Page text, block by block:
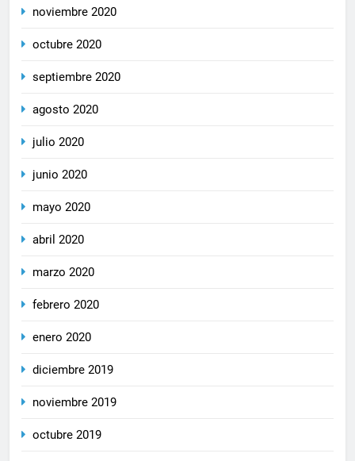
noviembre 2020
octubre 2020
septiembre 2020
agosto 2020
julio 2020
junio 2020
mayo 2020
abril 2020
marzo 2020
febrero 2020
enero 2020
diciembre 2019
noviembre 2019
octubre 2019